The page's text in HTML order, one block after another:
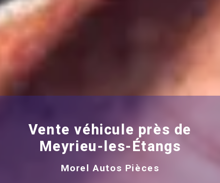
Vente véhicule près de
Meyrieu-les-Étangs
Morel Autos Pièces